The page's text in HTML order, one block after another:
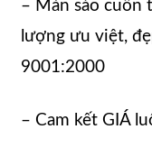
– Màn sáo cuốn
lượng ưu việt,
9001:2000
– Cam kết GIÁ